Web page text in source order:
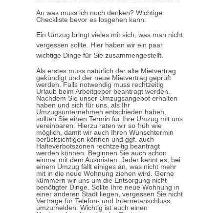
An was muss ich noch denken? Wichtige
Checkliste bevor es losgehen kann:
Ein Umzug bringt vieles mit sich, was man nicht
vergessen sollte. Hier haben wir ein paar
wichtige Dinge für Sie zusammengestellt.
Als erstes muss natürlich der alte Mietvertrag
gekündigt und der neue Mietvertrag geprüft
werden. Falls notwendig muss rechtzeitig
Urlaub beim Arbeitgeber beantragt werden.
Nachdem Sie unser Umzugsangebot erhalten
haben und sich für uns, als Ihr
Umzugsunternehmen entschieden haben,
sollten Sie einen Termin für Ihre Umzug mit uns
vereinbaren. Hierzu raten wir so früh wie
möglich, damit wir auch Ihren Wunschtermin
berücksichtigen können und ggf. auch
Halteverbotszonen rechtzeitig beantragt
werden können. Beginnen Sie auch schon
einmal mit dem Ausmisten. Jeder kennt es, bei
einem Umzug fällt einiges an, was nicht mehr
mit in die neue Wohnung ziehen wird. Gerne
kümmern wir uns um die Entsorgung nicht
benötigter Dinge. Sollte Ihre neue Wohnung in
einer anderen Stadt liegen, vergessen Sie nicht
Verträge für Telefon- und Internetanschluss
umzumelden. Wichtig ist auch einen